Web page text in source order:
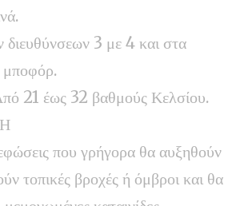
διευθύνσεων 3 με 4 και στα
μποφόρ.
21 έως 32 βαθμούς Κελσίου.
που γρήγορα θα αυξηθούν
τοπικές βροχές ή όμβροι και θα